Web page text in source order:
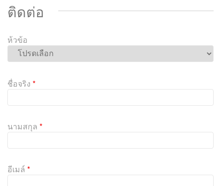
ติดต่อ
ห้วข้อ
l
e
l
v
e
ชื่อจริง *
นามสกุล *
อีเมล์ *